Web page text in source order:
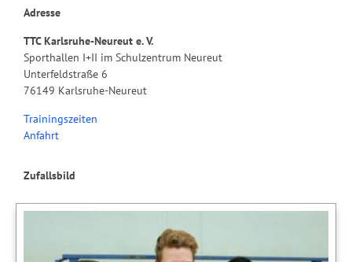
Adresse
TTC Karlsruhe-Neureut e. V.
Sporthallen I+II im Schulzentrum Neureut
Unterfeldstraße 6
76149 Karlsruhe-Neureut
Trainingszeiten
Anfahrt
Zufallsbild